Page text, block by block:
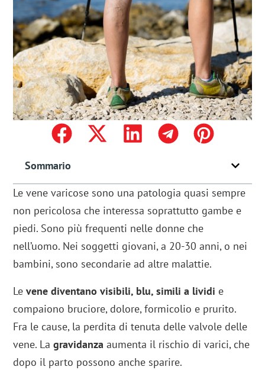
Sommario
Le vene varicose sono una patologia quasi sempre
non pericolosa che interessa soprattutto gambe e
piedi. Sono più frequenti nelle donne che
nell’uomo. Nei soggetti giovani, a 20-30 anni, o nei
bambini, sono secondarie ad altre malattie.
Levene diventano visibili, blu, simili a lividi e
compaiono bruciore, dolore, formicolio e prurito.
Fra le cause, la perdita di tenuta delle valvole delle
vene. Lagravidanzaaumenta il rischio di varici, che
dopo il parto possono anche sparire.